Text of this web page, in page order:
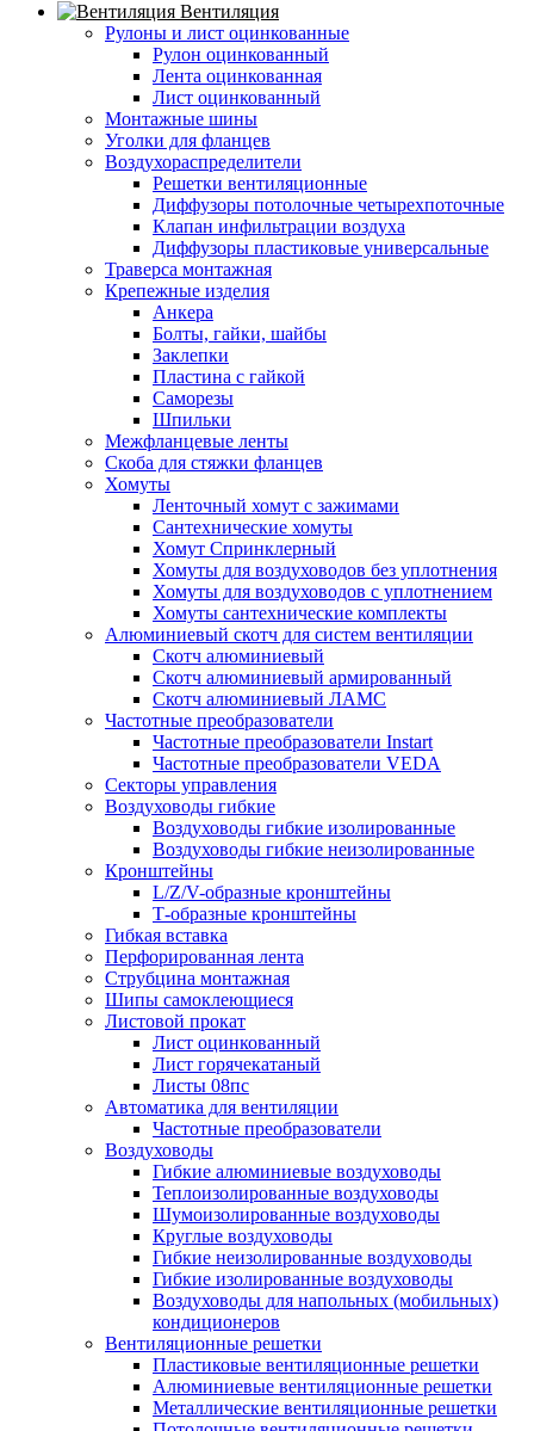
Вентиляция
Рулоны и лист оцинкованные
Рулон оцинкованный
Лента оцинкованная
Лист оцинкованный
Монтажные шины
Уголки для фланцев
Воздухораспределители
Решетки вентиляционные
Диффузоры потолочные четырехпоточные
Клапан инфильтрации воздуха
Диффузоры пластиковые универсальные
Траверса монтажная
Крепежные изделия
Анкера
Болты, гайки, шайбы
Заклепки
Пластина с гайкой
Саморезы
Шпильки
Межфланцевые ленты
Скоба для стяжки фланцев
Хомуты
Ленточный хомут с зажимами
Сантехнические хомуты
Хомут Спринклерный
Хомуты для воздуховодов без уплотнения
Хомуты для воздуховодов с уплотнением
Хомуты сантехнические комплекты
Алюминиевый скотч для систем вентиляции
Скотч алюминиевый
Скотч алюминиевый армированный
Скотч алюминиевый ЛАМС
Частотные преобразователи
Частотные преобразователи Instart
Частотные преобразователи VEDA
Секторы управления
Воздуховоды гибкие
Воздуховоды гибкие изолированные
Воздуховоды гибкие неизолированные
Кронштейны
L/Z/V-образные кронштейны
Т-образные кронштейны
Гибкая вставка
Перфорированная лента
Струбцина монтажная
Шипы самоклеющиеся
Листовой прокат
Лист оцинкованный
Лист горячекатаный
Листы 08пс
Автоматика для вентиляции
Частотные преобразователи
Воздуховоды
Гибкие алюминиевые воздуховоды
Теплоизолированные воздуховоды
Шумоизолированные воздуховоды
Круглые воздуховоды
Гибкие неизолированные воздуховоды
Гибкие изолированные воздуховоды
Воздуховоды для напольных (мобильных)
кондиционеров
Вентиляционные решетки
Пластиковые вентиляционные решетки
Алюминиевые вентиляционные решетки
Металлические вентиляционные решетки